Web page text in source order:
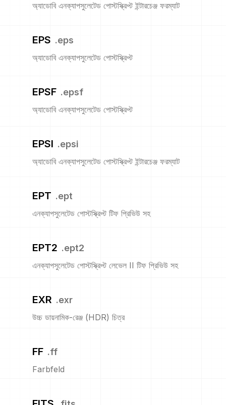
অ্যাডোবি এনক্যাপসুলেটেড পোস্টস্ক্রিপ্ট ইন্টারচেঞ্জ ফরম্যাট
EPS .eps
অ্যাডোবি এনক্যাপসুলেটেড পোস্টস্ক্রিপ্ট
EPSF .epsf
অ্যাডোবি এনক্যাপসুলেটেড পোস্টস্ক্রিপ্ট
EPSI .epsi
অ্যাডোবি এনক্যাপসুলেটেড পোস্টস্ক্রিপ্ট ইন্টারচেঞ্জ ফরম্যাট
EPT .ept
এনক্যাপসুলেটেড পোস্টস্ক্রিপ্ট টিফ প্রিভিউ সহ
EPT2 .ept2
এনক্যাপসুলেটেড পোস্টস্ক্রিপ্ট লেভেল II টিফ প্রিভিউ সহ
EXR .exr
উচ্চ ডায়নামিক-রেঞ্জ (HDR) চিত্র
FF .ff
Farbfeld